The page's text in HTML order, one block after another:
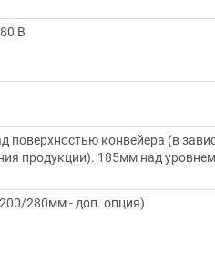
В
поверхностью конвейера (в
продукции). 185мм над
280мм - доп. опция)